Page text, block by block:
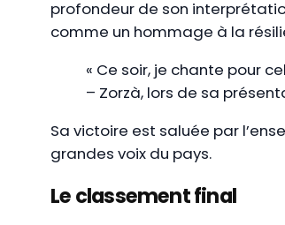
profondeur de son
comme un hommage à la
« Ce soir, je chante pour
– Zorzà, lors de sa
Sa victoire est saluée par
grandes voix du pays.
Le classement final